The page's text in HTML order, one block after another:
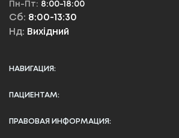
Пн-Пт: 8:00-18:00
Сб: 8:00-13:30
Нд: Вихідний
НАВИГАЦИЯ:
ПАЦИЕНТАМ:
ПРАВОВАЯ ИНФОРМАЦИЯ: